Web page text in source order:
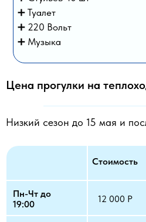
➕ Туалет
➕ 220 Вольт
➕ Музыка
Цена прогулки на
Низкий сезон до 15 мая и
Пн-Чт до
19:00
12 000 Р
Стоимость